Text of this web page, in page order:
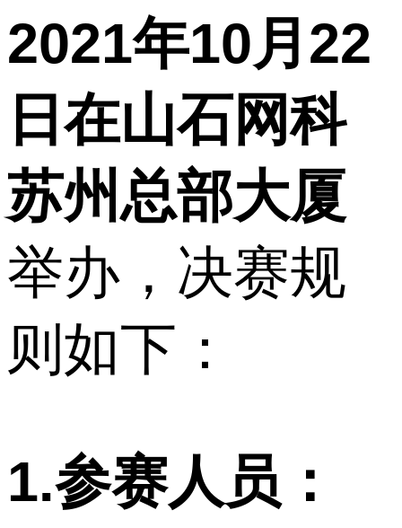
2021年10月22
日在山石网科
苏州总部大厦
举办，决赛规
则如下：
1.参赛人员：